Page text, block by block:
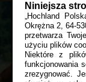
Bądź z
Niniejsza
„Hochland
Okrężna 2, 64-
przetwarza
użyciu plików
Niektóre z
funkcjonowania
zrezygnować.